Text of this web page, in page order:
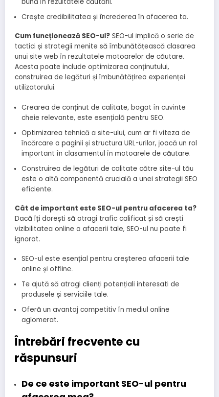
bună în rezultatele căutării.
Crește credibilitatea și încrederea în afacerea ta.
Cum funcționează SEO-ul? SEO-ul implică o serie de
tactici și strategii menite să îmbunătățească clasarea
unui site web în rezultatele motoarelor de căutare.
Acesta poate include optimizarea conținutului,
construirea de legături și îmbunătățirea experienței
utilizatorului.
Crearea de conținut de calitate, bogat în cuvinte
cheie relevante, este esențială pentru SEO.
Optimizarea tehnică a site-ului, cum ar fi viteza de
încărcare a paginii și structura URL-urilor, joacă un rol
important în clasamentul în motoarele de căutare.
Construirea de legături de calitate către site-ul tău
este o altă componentă crucială a unei strategii SEO
eficiente.
Cât de important este SEO-ul pentru afacerea ta?
Dacă îți dorești să atragi trafic calificat și să crești
vizibilitatea online a afacerii tale, SEO-ul nu poate fi
ignorat.
SEO-ul este esențial pentru creșterea afacerii tale
online și offline.
Te ajută să atragi clienți potențiali interesati de
produsele și serviciile tale.
Oferă un avantaj competitiv în mediul online
aglomerat.
Întrebări frecvente cu
răspunsuri
De ce este important SEO-ul pentru